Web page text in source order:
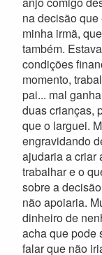
na decisão
minha irmã,
também.
condições
momento,
pai... mal
duas crianças,
que o larguei.
engravidando
ajudaria a criar
trabalhar e o
sobre a
não apoiaria.
dinheiro de
acha que pode
falar que não